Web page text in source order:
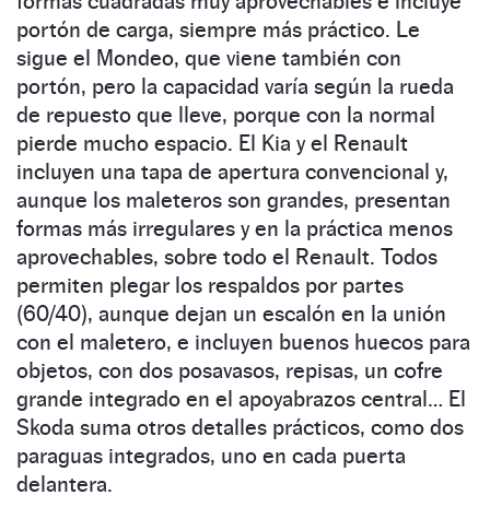
portón de carga, siempre más práctico. Le
sigue el Mondeo, que viene también con
portón, pero la capacidad varía según la rueda
de repuesto que lleve, porque con la normal
pierde mucho espacio. El Kia y el Renault
incluyen una tapa de apertura convencional y,
aunque los maleteros son grandes, presentan
formas más irregulares y en la práctica menos
aprovechables, sobre todo el Renault. Todos
permiten plegar los respaldos por partes
(60/40), aunque dejan un escalón en la unión
con el maletero, e incluyen buenos huecos para
objetos, con dos posavasos, repisas, un cofre
grande integrado en el apoyabrazos central… El
Skoda suma otros detalles prácticos, como dos
paraguas integrados, uno en cada puerta
delantera.